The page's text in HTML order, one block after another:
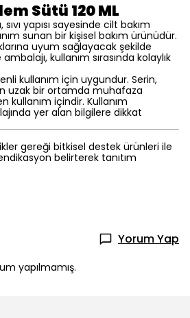
Sütü 120 ML
yapısı sayesinde cilt bakım
sunan bir kişisel bakım ürünüdür.
uyum sağlayacak şekilde
kullanım sırasında kolaylık
kullanım için uygundur. Serin,
uzak bir ortamda muhafaza
kullanım içindir. Kullanım
yer alan bilgilere dikkat
gereği bitkisel destek ürünleri ile
belirterek tanıtım
Yorum Yap
yapılmamış.